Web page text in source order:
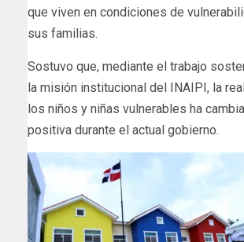
que viven en condiciones de
sus familias.
Sostuvo que, mediante el trabajo
la misión institucional del INAIPI, la
los niños y niñas vulnerables ha
positiva durante el actual gobierno.